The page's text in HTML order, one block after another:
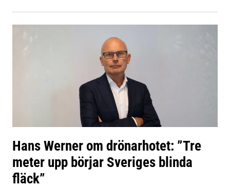
Hans Werner om drönarhotet: ”Tre
meter upp börjar Sveriges blinda
fläck”